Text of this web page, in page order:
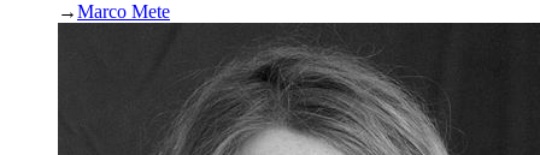
→Marco Mete